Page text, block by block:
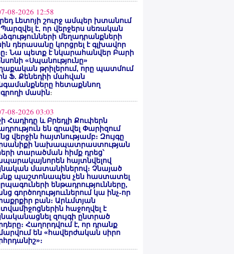
08-2026 12:58
Լետոյի շուրջ ամպեր խտանում
Պարզվել է, որ վերջերս սեռական
մեղադրանքների
դերասանը կորցրել է գլխավոր
Նա պետք է նկարահանվեր Բարի
«Սպանությունը»
թրիլերում, որը պատմում
Ֆ. Քենեդիի մահվան
հետաքննող
մասին։
08-2026 03:03
Հադիդը և Բրեդլի Քուփերն
են գրավել Փարիզում
վերջին հայտնությամբ։ Զույգը
նախապատրաստության
տարածման հիմք դրեց՝
հայտնվելով
մատանիներով։ Չնայած
պաշտոնապես չեն հաստատել
ենթադրությունները,
գործողություւներում կա ինչ-որ
բան։ Արևմտյան
հաջողվել է
զույգի ընտրած
Հաղորդվում է, որ դրանք
են «հավերժական սիրո